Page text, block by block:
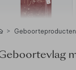
Geboorteproducten